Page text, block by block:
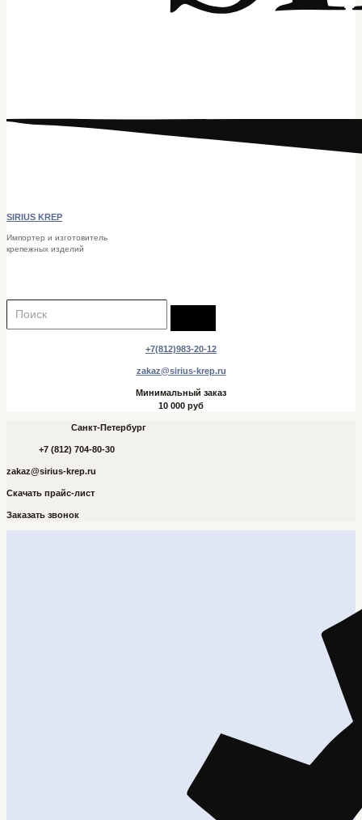
SIRIUS KREP
Импортер и изготовитель
крепежных изделий
+7(812)983-20-12
zakaz@sirius-krep.ru
Минимальный заказ
10 000 руб
Санкт-Петербург
+7 (812) 704-80-30
zakaz@sirius-krep.ru
Скачать прайс-лист
Заказать звонок